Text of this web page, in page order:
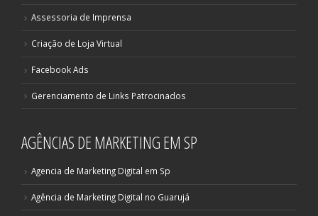
Assessoria de Imprensa
Criação de Loja Virtual
Facebook Ads
Gerenciamento de Links Patrocinados
AGÊNCIAS DE MARKETING EM SP
Agencia de Marketing Digital em Sp
Agência de Marketing Digital no Guarujá